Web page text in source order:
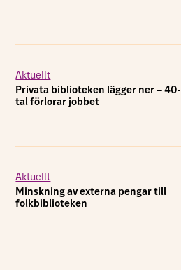
Aktuellt
Privata biblioteken lägger ner – 40-
tal förlorar jobbet
Aktuellt
Minskning av externa pengar till
folkbiblioteken